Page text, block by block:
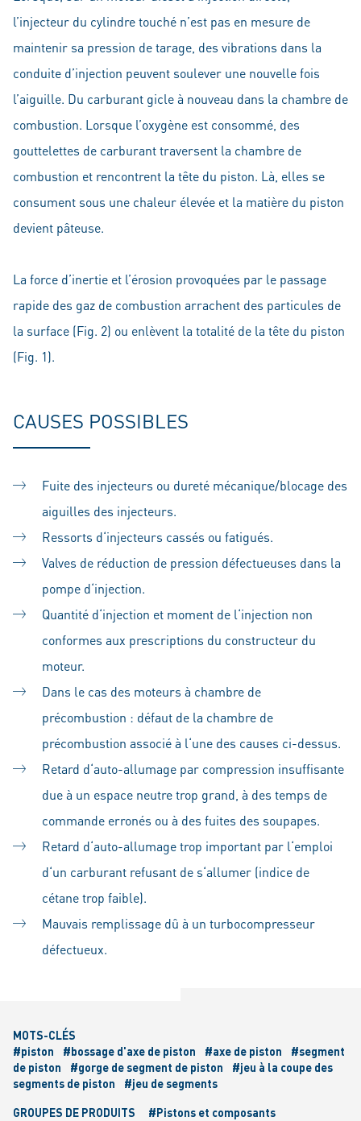
l’injecteur du cylindre touché n’est pas en mesure de
maintenir sa pression de tarage, des vibrations dans la
conduite d’injection peuvent soulever une nouvelle fois
l’aiguille. Du carburant gicle à nouveau dans la chambre de
combustion. Lorsque l’oxygène est consommé, des
gouttelettes de carburant traversent la chambre de
combustion et rencontrent la tête du piston. Là, elles se
consument sous une chaleur élevée et la matière du piston
devient pâteuse.
La force d’inertie et l’érosion provoquées par le passage
rapide des gaz de combustion arrachent des particules de
la surface (Fig. 2) ou enlèvent la totalité de la tête du piston
(Fig. 1).
CAUSES POSSIBLES
Fuite des injecteurs ou dureté mécanique/blocage des
aiguilles des injecteurs.
Ressorts d‘injecteurs cassés ou fatigués.
Valves de réduction de pression défectueuses dans la
pompe d‘injection.
Quantité d‘injection et moment de l‘injection non
conformes aux prescriptions du constructeur du
moteur.
Dans le cas des moteurs à chambre de
précombustion : défaut de la chambre de
précombustion associé à l‘une des causes ci-dessus.
Retard d‘auto-allumage par compression insuffisante
due à un espace neutre trop grand, à des temps de
commande erronés ou à des fuites des soupapes.
Retard d‘auto-allumage trop important par l‘emploi
d‘un carburant refusant de s‘allumer (indice de
cétane trop faible).
Mauvais remplissage dû à un turbocompresseur
défectueux.
MOTS-CLÉS
#piston
#bossage d'axe de piston #axe de piston
#segment
de piston
#gorge de segment de piston
#jeu à la coupe des
segments de piston
#jeu de segments
GROUPES DE PRODUITS
#Pistons et composants